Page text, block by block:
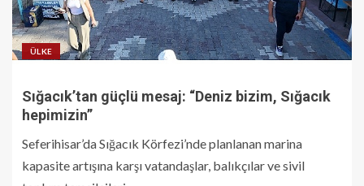
ÜLKE
Sığacık’tan güçlü mesaj: “Deniz bizim, Sığacık
hepimizin”
Seferihisar’da Sığacık Körfezi’nde planlanan marina
kapasite artışına karşı vatandaşlar, balıkçılar ve sivil